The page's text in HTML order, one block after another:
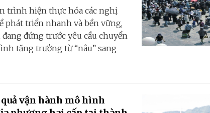
trình hiện thực hóa các nghị
phát triển nhanh và bền vững,
đứng trước yêu cầu chuyển
tăng trưởng từ “nâu” sang
vận hành mô hình